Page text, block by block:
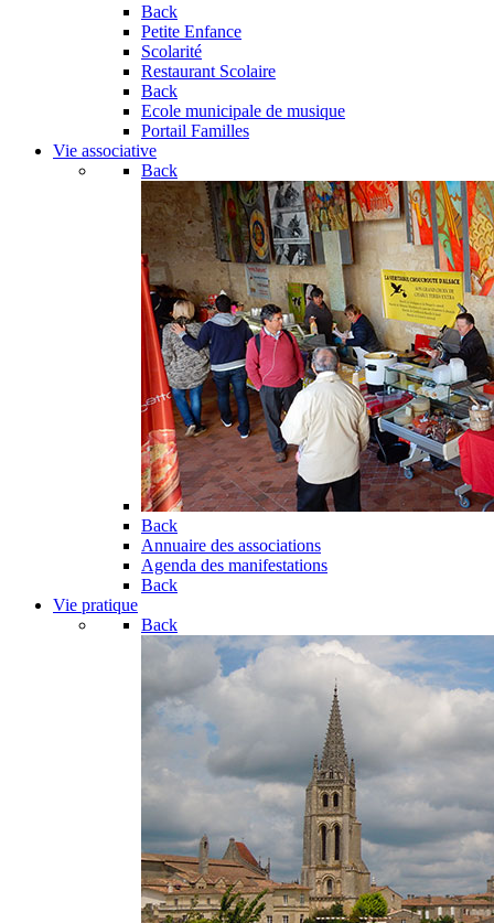
Back
Petite Enfance
Scolarité
Restaurant Scolaire
Back
Ecole municipale de musique
Portail Familles
Vie associative
Back
Back
Annuaire des associations
Agenda des manifestations
Back
Vie pratique
Back